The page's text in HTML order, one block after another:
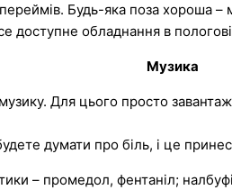
Будь-яка поза хороша –
доступне обладнання в
Музика
Для цього просто
думати про біль, і це
– промедол, фентаніл;